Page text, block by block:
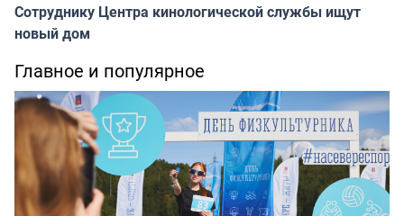
Сотруднику Центра кинологической службы ищут
новый дом
Главное и популярное